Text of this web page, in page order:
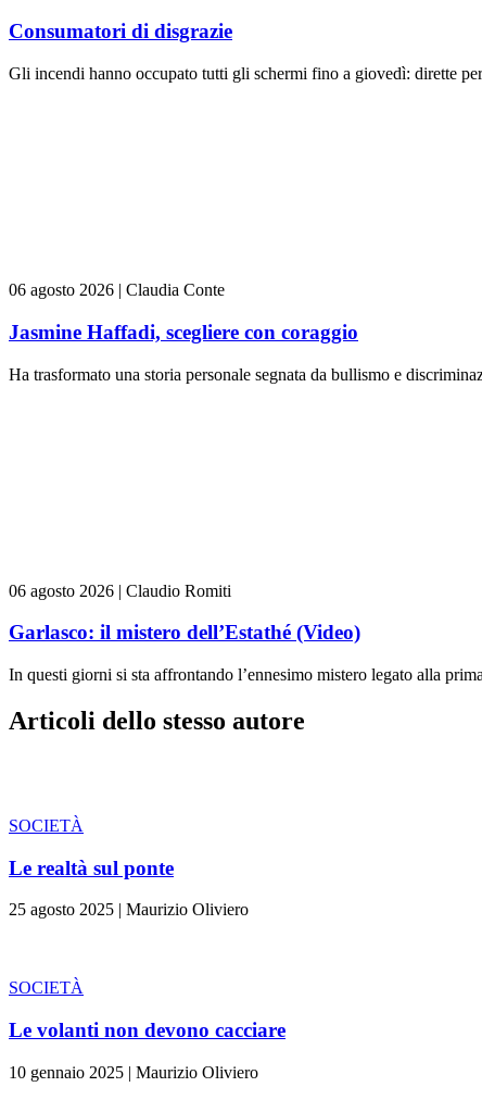
Consumatori di disgrazie
Gli incendi hanno occupato tutti gli schermi fino a giovedì: dirette
06 agosto 2026 | Claudia Conte
Jasmine Haffadi, scegliere con coraggio
Ha trasformato una storia personale segnata da bullismo e
06 agosto 2026 | Claudio Romiti
Garlasco: il mistero dell’Estathé (Video)
In questi giorni si sta affrontando l’ennesimo mistero legato alla
Articoli dello stesso autore
SOCIETÀ
Le realtà sul ponte
25 agosto 2025 | Maurizio Oliviero
SOCIETÀ
Le volanti non devono cacciare
10 gennaio 2025 | Maurizio Oliviero